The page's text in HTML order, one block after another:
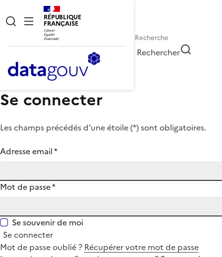
RÉPUBLIQUE
FRANÇAISE
Rechercher
Se connecter
Les champs précédés d'une étoile (*) sont obligatoires.
Adresse email*
Mot de passe*
Se souvenir de moi
Se connecter
Mot de passe oublié ? Récupérer votre mot de passe